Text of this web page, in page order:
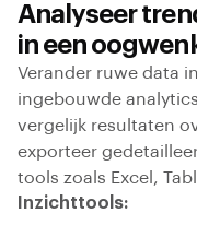
Analyseer
in een
Verander ruwe data
ingebouwde
vergelijk resultaten
exporteer
tools zoals Excel,
Inzichttools: